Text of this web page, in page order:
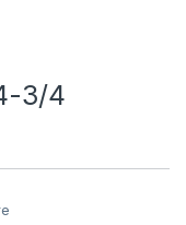
3/4